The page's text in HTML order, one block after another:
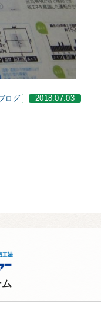
ログ 2018.07.03